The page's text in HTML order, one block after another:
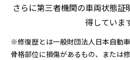
さらに第三者機関の車両状態証
得していま
※修復歴とは一般財団法人日本自動
骨格部位に損傷があるもの、または